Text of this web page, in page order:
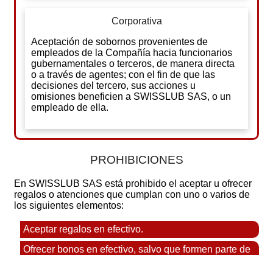
Corporativa
Aceptación de sobornos provenientes de
empleados de la Compañía hacia funcionarios
gubernamentales o terceros, de manera directa
o a través de agentes; con el fin de que las
decisiones del tercero, sus acciones u
omisiones beneficien a SWISSLUB SAS, o un
empleado de ella.
PROHIBICIONES
En SWISSLUB SAS está prohibido el aceptar u ofrecer
regalos o atenciones que cumplan con uno o varios de
los siguientes elementos:
Aceptar regalos en efectivo.
Ofrecer bonos en efectivo, salvo que formen parte de